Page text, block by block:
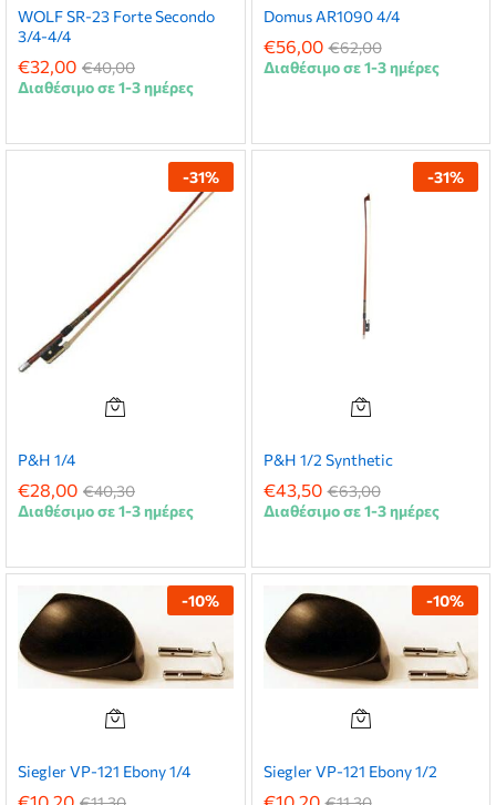
WOLF SR-23 Forte Secondo
3/4-4/4
€32,00 €40,00
Διαθέσιμο σε 1-3 ημέρες
Domus AR1090 4/4
€56,00 €62,00
Διαθέσιμο σε 1-3 ημέρες
-31%
P&H 1/4
€28,00 €40,30
Διαθέσιμο σε 1-3 ημέρες
-31%
P&H 1/2 Synthetic
€43,50 €63,00
Διαθέσιμο σε 1-3 ημέρες
-10%
Siegler VP-121 Ebony 1/4
€10,20
-10%
Siegler VP-121 Ebony 1/2
€10,20